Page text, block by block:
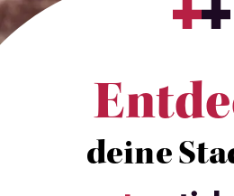
deine